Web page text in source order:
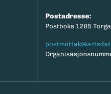
Postadresse:
Postboks 1285